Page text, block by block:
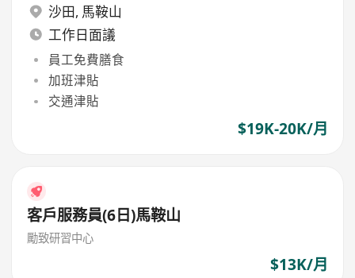
沙田, 馬鞍山
工作日面議
員工免費膳食
加班津貼
交通津貼
$19K-20K/月
客戶服務員(6日)馬鞍山
勵致研習中心
$13K/月